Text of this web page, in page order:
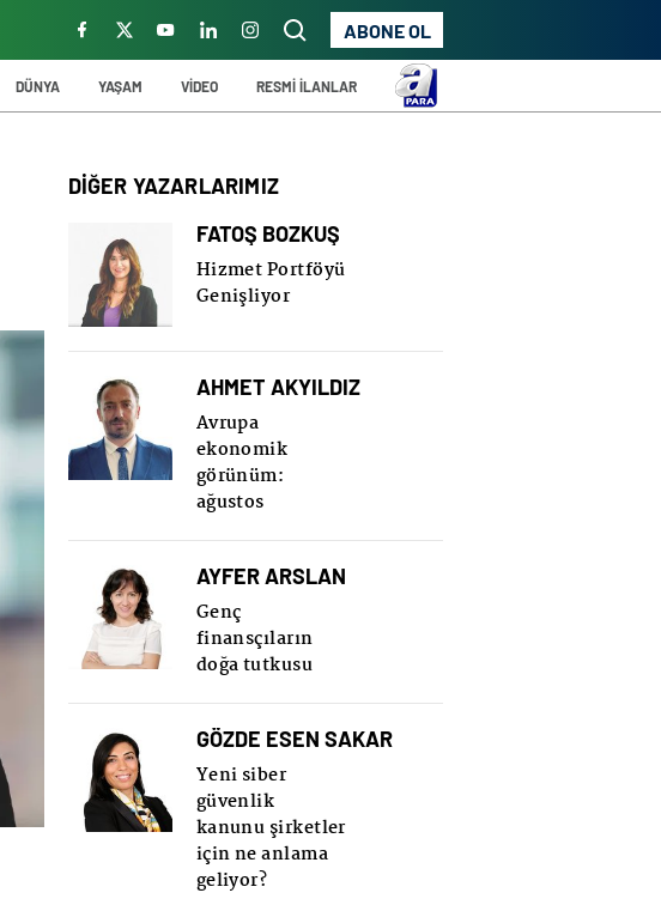
ABONE OL
DÜNYA YAŞAM VİDEO RESMİ İLANLAR
DİĞER YAZARLARIMIZ
FATOŞ BOZKUŞ
Hizmet Portföyü
Genişliyor
AHMET AKYILDIZ
Avrupa
ekonomik
görünüm:
ağustos
AYFER ARSLAN
Genç
finansçıların
doğa tutkusu
GÖZDE ESEN SAKAR
Yeni siber
güvenlik
kanunu şirketler
için ne anlama
geliyor?